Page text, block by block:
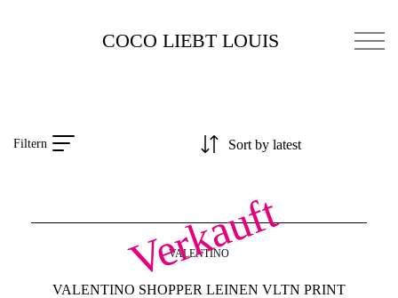
COCO LIEBT LOUIS
Filtern
Verkauft
VALENTINO
VALENTINO SHOPPER LEINEN VLTN PRINT